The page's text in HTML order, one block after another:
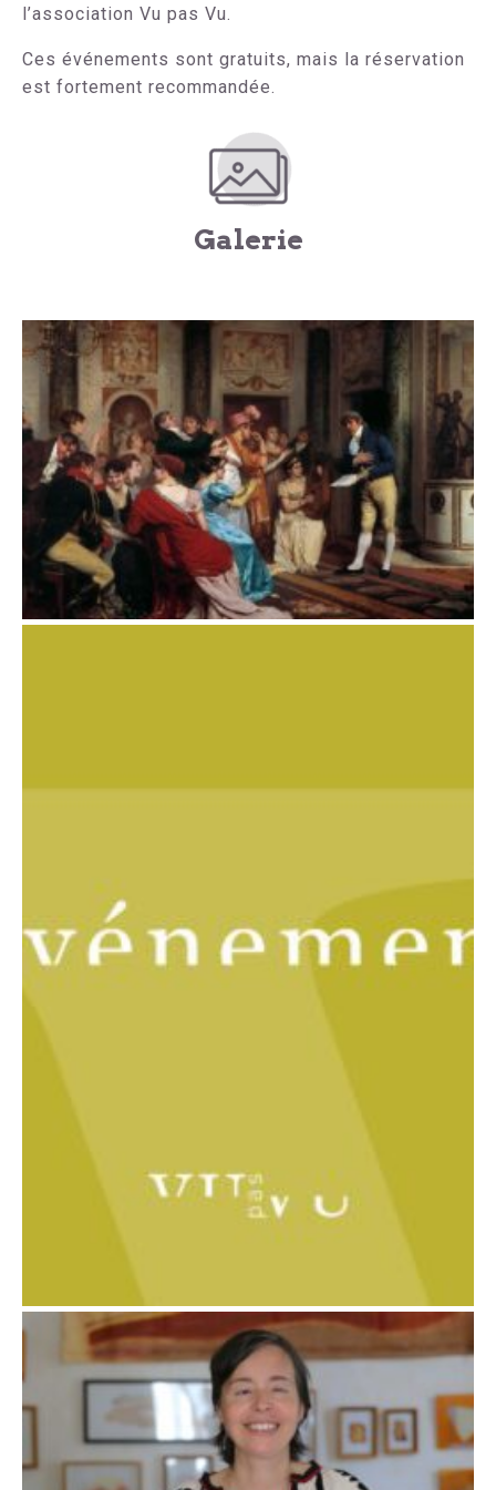
l’association Vu pas Vu.
Ces événements sont gratuits, mais la réservation
est fortement recommandée.
Galerie